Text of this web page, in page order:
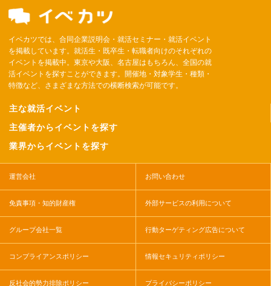
イベカツでは、合同企業説明会・就活セミナー・就活イベント
を掲載しています。就活生・既卒生・転職者向けのそれぞれの
イベントを掲載中。東京や大阪、名古屋はもちろん、全国の就
活イベントを探すことができます。開催地・対象学生・種類・
特徴など、さまざまな方法での横断検索が可能です。
主な就活イベント
主催者からイベントを探す
業界からイベントを探す
運営会社 お問い合わせ
免責事項・知的財産権 外部サービスの利用について
グループ会社一覧 行動ターゲティング広告について
コンプライアンスポリシー 情報セキュリティポリシー
反社会的勢力排除ポリシー プライバシーポリシー